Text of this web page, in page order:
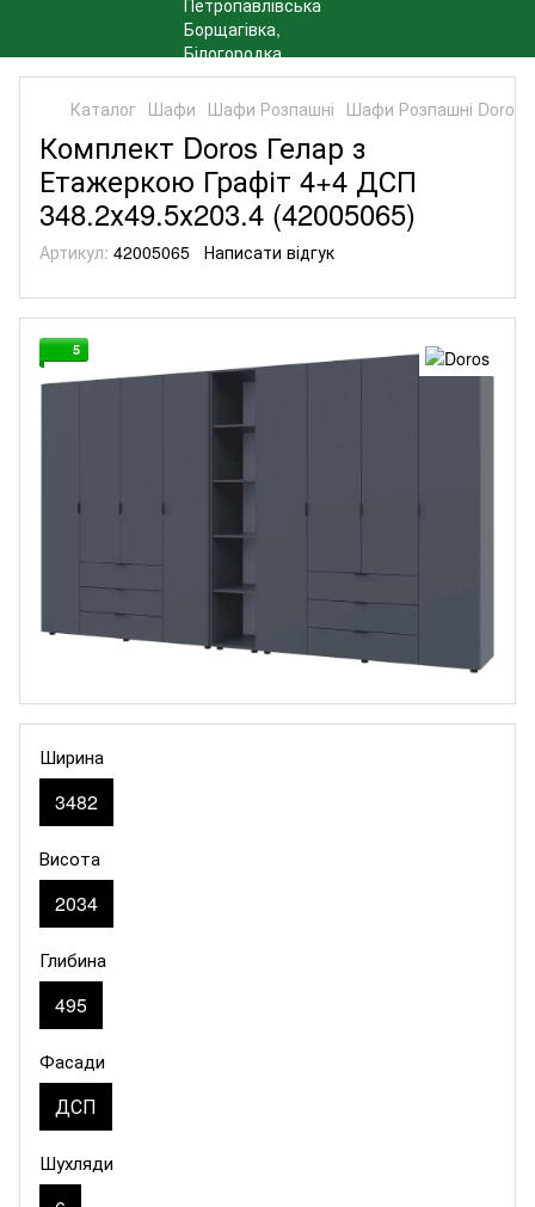
Каталог Шафи Шафи Розпашні Шафи Розпашні Doros
Комплект Doros Гелар з
Етажеркою Графіт 4+4 ДСП
348.2х49.5х203.4 (42005065)
Артикул: 42005065 Написати відгук
5
Ширина
3482
Висота
2034
Глибина
495
Фасади
ДСП
Шухляди